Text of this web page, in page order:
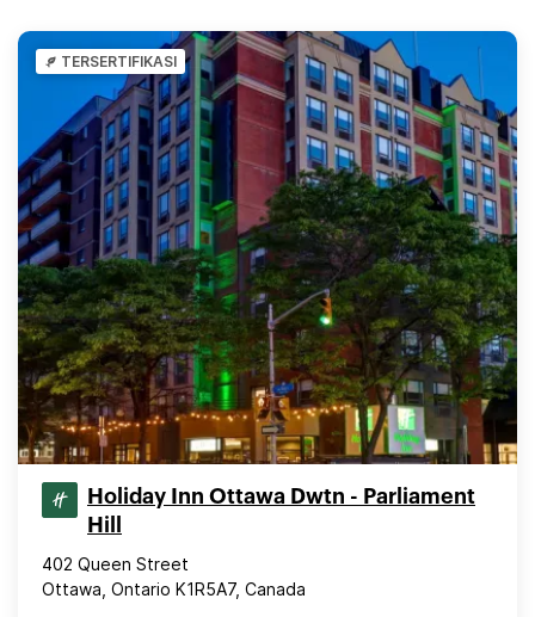
TERSERTIFIKASI
Holiday Inn Ottawa Dwtn - Parliament
Hill
402 Queen Street
Ottawa, Ontario K1R5A7, Canada